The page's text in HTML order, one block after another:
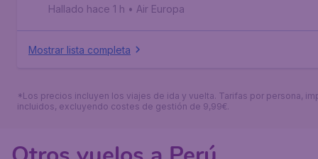
Hallado hace 1 h • Air Europa
Mostrar lista completa
*Los precios incluyen los viajes de ida y vuelta. Tarifas por persona,
incluidos, excluyendo costes de gestión de 9,99€.